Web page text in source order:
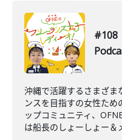
#108
沖縄で活躍するさまざま
ンスを目指すの女性た
ップコミュニティ、
は船長のしょーしょー＆